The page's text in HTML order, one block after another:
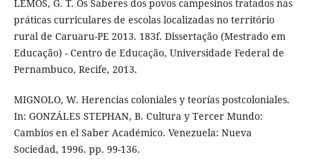
LEMOS, G. T. Os Saberes dos povos campesinos tratados nas
práticas curriculares de escolas localizadas no território
rural de Caruaru-PE 2013. 183f. Dissertação (Mestrado em
Educação) - Centro de Educação, Universidade Federal de
Pernambuco, Recife, 2013.
MIGNOLO, W. Herencias coloniales y teorías postcoloniales.
In: GONZÁLES STEPHAN, B. Cultura y Tercer Mundo:
Cambios en el Saber Académico. Venezuela: Nueva
Sociedad, 1996. pp. 99-136.